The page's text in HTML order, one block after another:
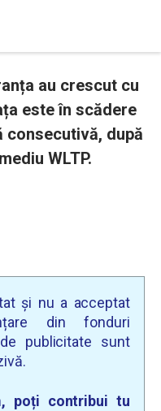
au crescut cu
este în scădere
consecutivă, după
WLTP.
și nu a acceptat
din fonduri
publicitate sunt
poți contribui tu